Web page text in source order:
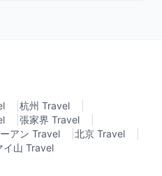
杭州 Travel
張家界 Travel
アン Travel 北京 Travel
イ山 Travel